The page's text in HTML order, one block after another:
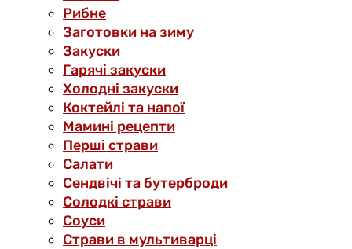
Рибне
Заготовки на зиму
Закуски
Гарячі закуски
Холодні закуски
Коктейлі та напої
Мамині рецепти
Перші страви
Салати
Сендвічі та бутерброди
Солодкі страви
Соуси
Страви в мультиварці